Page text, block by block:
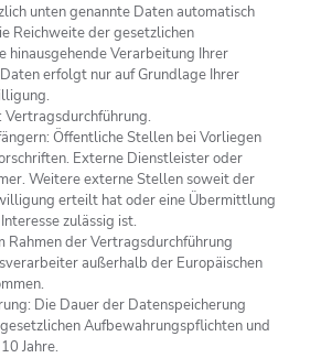
unten genannte Daten automatisch
Reichweite der gesetzlichen
hinausgehende Verarbeitung Ihrer
erfolgt nur auf Grundlage Ihrer
Öffentliche Stellen bei Vorliegen
Externe Dienstleister oder
Weitere externe Stellen soweit der
erteilt hat oder eine Übermittlung
zulässig ist.
Rahmen der Vertragsdurchführung
außerhalb der Europäischen
Die Dauer der Datenspeicherung
Aufbewahrungspflichten und
Jahre.